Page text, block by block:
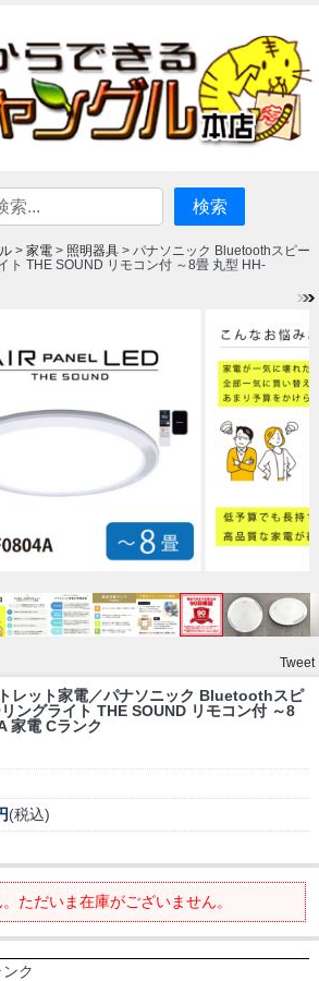
> 家電 > 照明器具 > パナソニック Bluetoothスピー
ト THE SOUND リモコン付 ～8畳 丸型 HH-
Tweet
レット家電／パナソニック Bluetoothスピ
ングライト THE SOUND リモコン付 ～8
家電 Cランク
(税込)
ただいま在庫がございません。
ク